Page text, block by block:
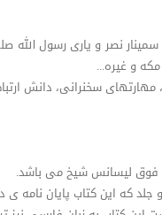
نصر و یاری رسول الله
و غیره...
سخنرانی، دانش
ی فوق لیسانس شیخ می باشد.
که این کتاب پایان نامه